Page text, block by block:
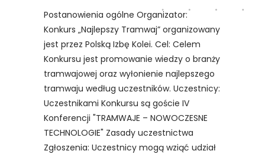
Postanowienia ogólne Organizator:
Konkurs „Najlepszy Tramwaj” organizowany
jest przez Polską Izbę Kolei. Cel: Celem
Konkursu jest promowanie wiedzy o branży
tramwajowej oraz wyłonienie najlepszego
tramwaju według uczestników. Uczestnicy:
Uczestnikami Konkursu są goście IV
Konferencji "TRAMWAJE – NOWOCZESNE
TECHNOLOGIE" Zasady uczestnictwa
Zgłoszenia: Uczestnicy mogą wziąć udział